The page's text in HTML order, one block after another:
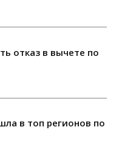
отказ в вычете по
в топ регионов по